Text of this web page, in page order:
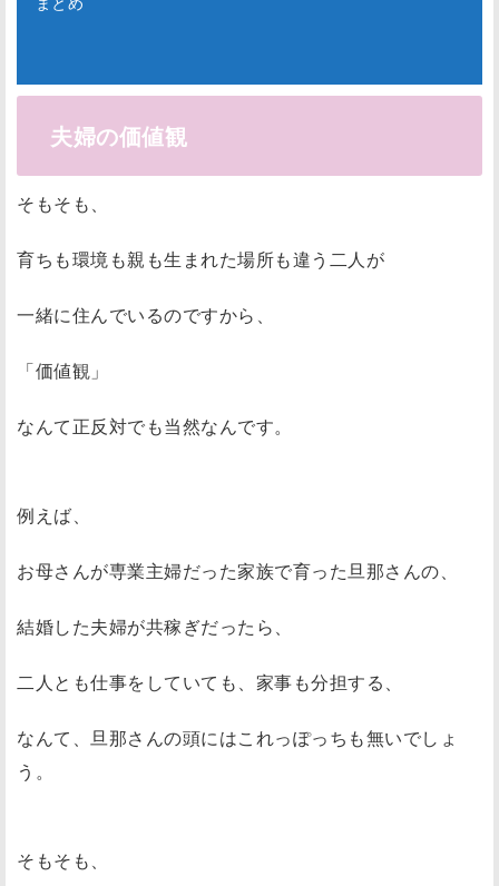
夫婦の価値観
そもそも、
育ちも環境も親も生まれた場所も違う二人が
一緒に住んでいるのですから、
「価値観」
なんて正反対でも当然なんです。
例えば、
お母さんが専業主婦だった家族で育った旦那さんの、
結婚した夫婦が共稼ぎだったら、
二人とも仕事をしていても、家事も分担する、
なんて、旦那さんの頭にはこれっぽっちも無いでしょ
う。
そもそも、